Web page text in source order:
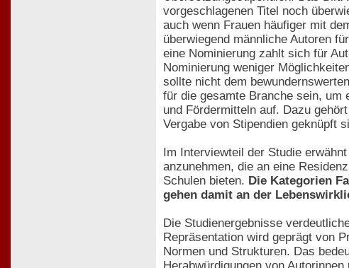
vorgeschlagenen Titel noch
auch wenn Frauen häufiger mit
überwiegend männliche Autoren
eine Nominierung zahlt sich für
Nominierung weniger
sollte nicht dem
für die gesamte Branche sein, um
und Fördermitteln auf. Dazu
Vergabe von Stipendien geknüpft
Im Interviewteil der Studie
anzunehmen, die an eine
Schulen bieten. Die Kategorien
gehen damit an der
Die Studienergebnisse
Repräsentation wird geprägt von
Normen und Strukturen. Das